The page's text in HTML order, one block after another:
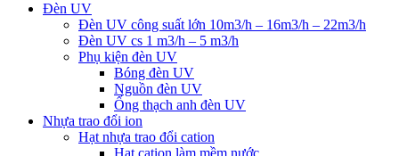
Đèn UV
Đèn UV công suất lớn 10m3/h – 16m3/h – 22m3/h
Đèn UV cs 1 m3/h – 5 m3/h
Phụ kiện đèn UV
Bóng đèn UV
Nguồn đèn UV
Ống thạch anh đèn UV
Nhựa trao đổi ion
Hạt nhựa trao đổi cation
Hạt cation làm mềm nước